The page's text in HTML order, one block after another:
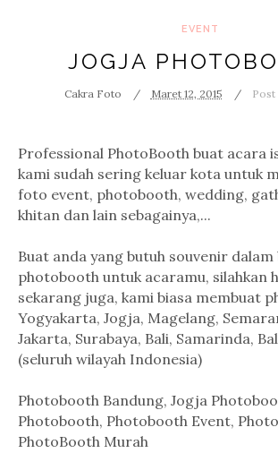
EVENT
JOGJA
Cakra Foto Maret 12, 2015 Post
Professional PhotoBooth buat acara
kami sudah sering keluar kota untuk
foto event, photobooth, wedding,
khitan dan lain sebagainya,...
Buat anda yang butuh souvenir dalam
photobooth untuk acaramu, silahkan
sekarang juga, kami biasa membuat
Yogyakarta, Jogja, Magelang,
Jakarta, Surabaya, Bali, Samarinda,
(seluruh wilayah Indonesia)
Photobooth Bandung, Jogja
Photobooth, Photobooth Event,
PhotoBooth Murah